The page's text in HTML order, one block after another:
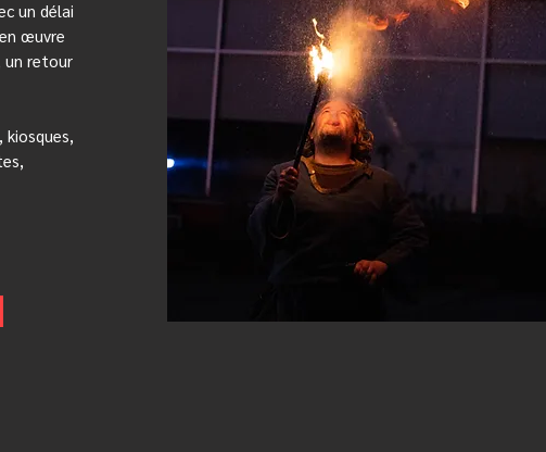
un délai
œuvre
un retour